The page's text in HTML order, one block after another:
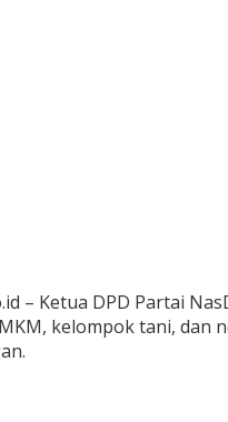
– Ketua DPD Partai
kelompok tani, dan